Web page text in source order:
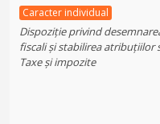
Caracter individual
Dispoziție privind
fiscali și stabilirea
Taxe și impozite